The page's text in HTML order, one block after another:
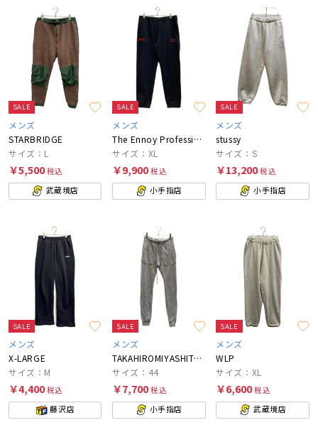
SALE
メンズ
STARBRIDGE
サイズ：L
￥5,500税込
武蔵境店
SALE
メンズ
The Ennoy Professional
サイズ：XL
￥9,900税込
小手指店
SALE
メンズ
stussy
サイズ：S
￥13,200税込
小手指店
SALE
メンズ
X-LARGE
サイズ：M
￥4,400税込
藤沢店
SALE
メンズ
TAKAHIROMIYASHITA TheSoloIst.
サイズ：44
￥7,700税込
小手指店
SALE
メンズ
WLP
サイズ：XL
￥6,600税込
武蔵境店